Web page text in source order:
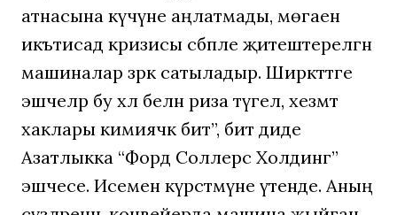
атнасына күчүне аңлатмады, мөгаен
икътисад кризисы сәбәпле җитештерелгән
машиналар әзрәк сатыладыр. Ширкәттәге
эшчеләр бу хәл белән риза түгел, хезмәт
хаклары кимиячәк бит”, бит диде
Азатлыкка “Форд Соллерс Холдинг”
эшчесе. Исемен күрсәтмәүне үтенде. Аның